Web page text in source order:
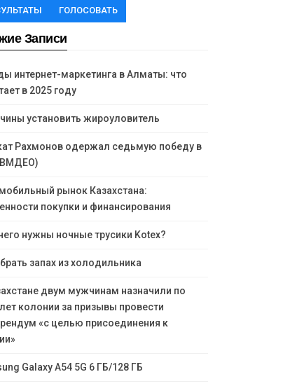
ГОЛОСОВАТЬ
Записи
интернет-маркетинга в Алматы: что
в 2025 году
установить жироуловитель
Рахмонов одержал седьмую победу в
рынок Казахстана:
покупки и финансирования
нужны ночные трусики Kotex?
запах из холодильника
двум мужчинам назначили по
колонии за призывы провести
«с целью присоединения к
Galaxy A54 5G 6 ГБ/128 ГБ